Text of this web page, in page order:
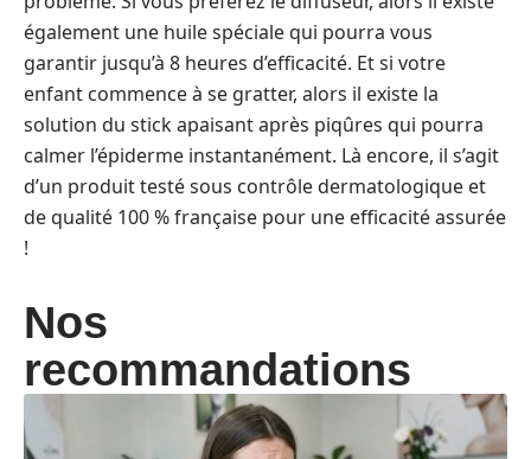
également une huile spéciale qui pourra vous
garantir jusqu’à 8 heures d’efficacité. Et si votre
enfant commence à se gratter, alors il existe la
solution du stick apaisant après piqûres qui pourra
calmer l’épiderme instantanément. Là encore, il s’agit
d’un produit testé sous contrôle dermatologique et
de qualité 100 % française pour une efficacité assurée
!
Nos
recommandations